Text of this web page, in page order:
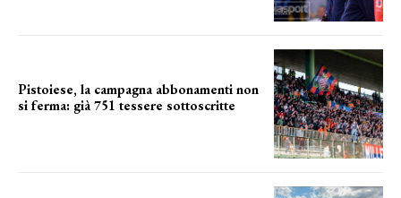
Pistoiese, la campagna abbonamenti non
si ferma: già 751 tessere sottoscritte